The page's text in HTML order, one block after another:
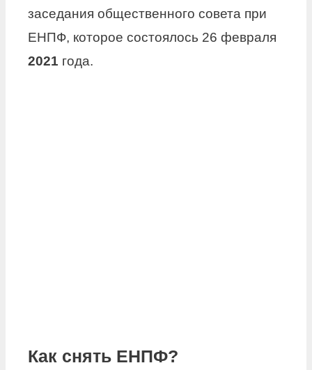
заседания общественного совета при
ЕНПФ, которое состоялось 26 февраля
2021 года.
Как снять ЕНПФ?